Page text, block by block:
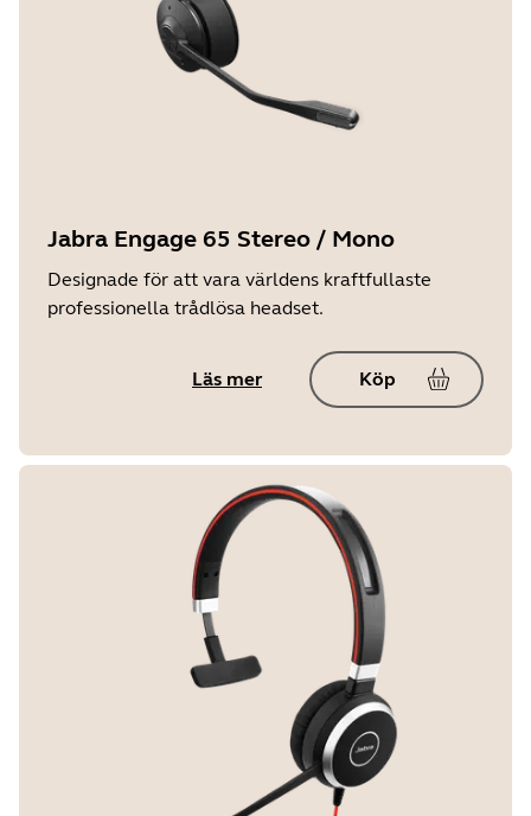
Jabra Engage 65 Stereo / Mono
Designade för att vara världens kraftfullaste
professionella trådlösa headset.
Läs mer Köp